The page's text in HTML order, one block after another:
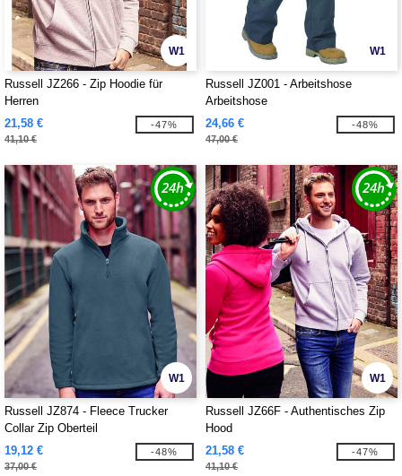
W1
Russell JZ266 - Zip Hoodie für
Herren
21,58 €
41,10 €
-47%
W1
Russell JZ001 - Arbeitshose
Arbeitshose
24,66 €
47,00 €
-48%
W1
Russell JZ874 - Fleece Trucker
Collar Zip Oberteil
19,12 €
37,00 €
-48%
W1
Russell JZ66F - Authentisches Zip
Hood
21,58 €
41,10 €
-47%